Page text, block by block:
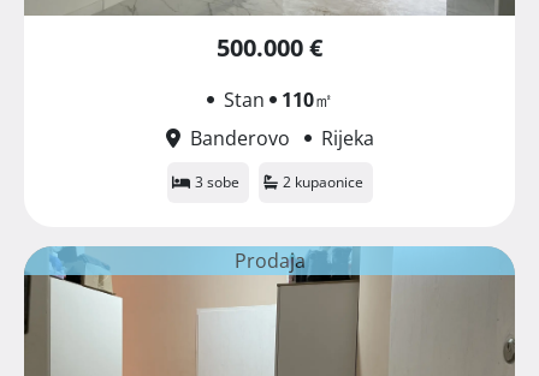
500.000 €
Stan 110㎡
Banderovo
Rijeka
3 sobe 2 kupaonice
Prodaja